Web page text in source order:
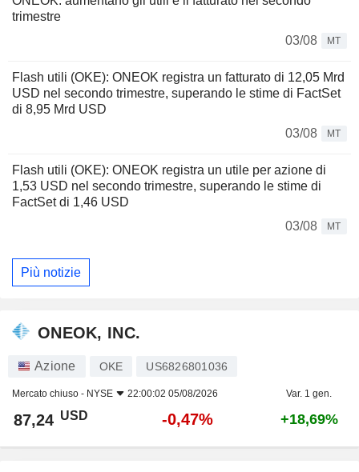
trimestre
03/08
MT
Flash utili (OKE): ONEOK registra un fatturato di 12,05 Mrd
USD nel secondo trimestre, superando le stime di FactSet
di 8,95 Mrd USD
03/08
MT
Flash utili (OKE): ONEOK registra un utile per azione di
1,53 USD nel secondo trimestre, superando le stime di
FactSet di 1,46 USD
03/08
MT
Più notizie
ONEOK, INC.
Azione OKE US6826801036
Mercato chiuso - NYSE 22:00:02 05/08/2026 Var. 1 gen.
87,24 USD -0,47% +18,69%